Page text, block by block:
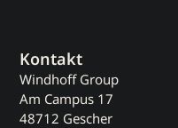
Kontakt
Windhoff Group
Am Campus 17
48712 Gescher